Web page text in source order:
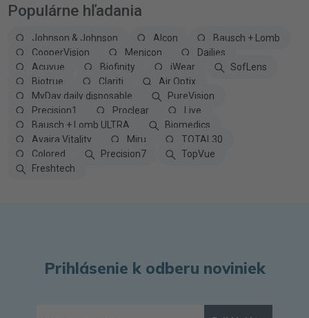
Populárne hľadania
Johnson & Johnson Alcon
Bausch + Lomb
CooperVision
Menicon
Dailies
Acuvue
Biofinity iWear
SofLens
Biotrue
Clariti
Air Optix
MyDay daily disposable
PureVision
Precision1
Proclear
Live
Bausch + Lomb ULTRA
Biomedics
Avaira Vitality
Miru
TOTAL30
Colored
Precision7
TopVue
Freshtech
Prihlásenie k odberu noviniek